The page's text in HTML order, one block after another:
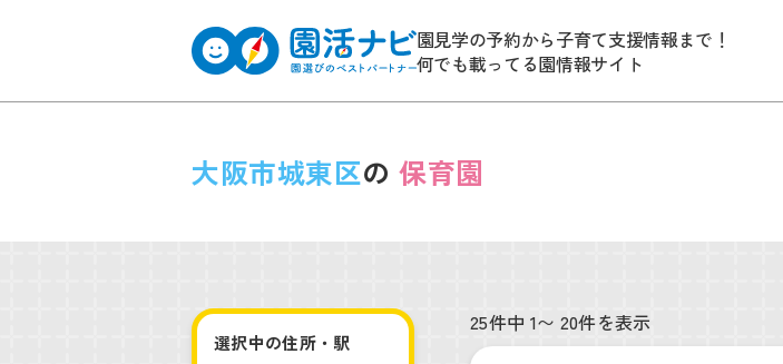
園見学の予約から子育て支援情報まで！
何でも載ってる園情報サイト
大阪市城東区の 保育園
選択中の住所・駅
25件中 1〜 20件を表示